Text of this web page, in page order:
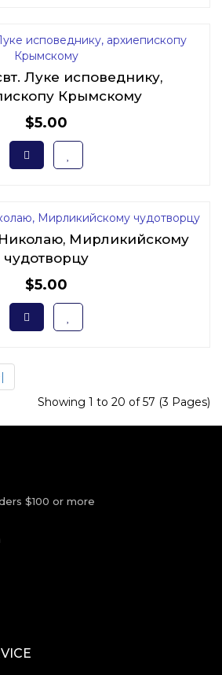
Луке исповеднику,
Крымскому
$5.00
Мирликийскому
чудотворцу
$5.00
Showing 1 to 20 of 57 (3 Pages)
$100 or more